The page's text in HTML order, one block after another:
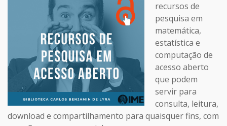
recursos de
pesquisa em
matemática,
estatística e
computação de
acesso aberto
que podem
servir para
consulta, leitura,
download e compartilhamento para quaisquer fins, com